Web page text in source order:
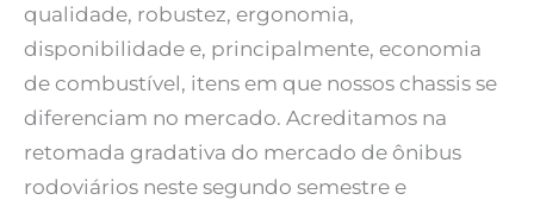
qualidade, robustez, ergonomia,
disponibilidade e, principalmente, economia
de combustível, itens em que nossos chassis se
diferenciam no mercado. Acreditamos na
retomada gradativa do mercado de ônibus
rodoviários neste segundo semestre e